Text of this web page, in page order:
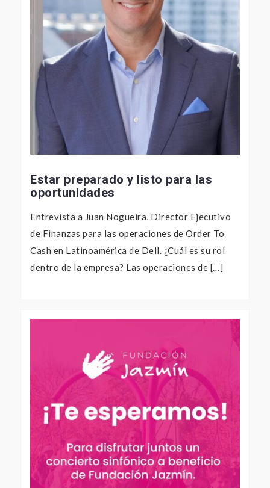
Estar preparado y listo para las
oportunidades
Entrevista a Juan Nogueira, Director Ejecutivo
de Finanzas para las operaciones de Order To
Cash en Latinoamérica de Dell. ¿Cuál es su rol
dentro de la empresa? Las operaciones de […]